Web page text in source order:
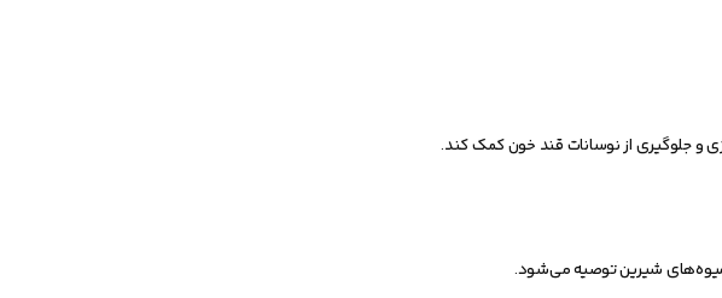
و جلوگیری از نوسانات قند خون کمک کند.
شیرین توصیه می‌شود.